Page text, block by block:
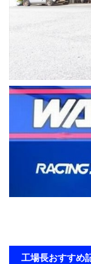
工場長おすすめ